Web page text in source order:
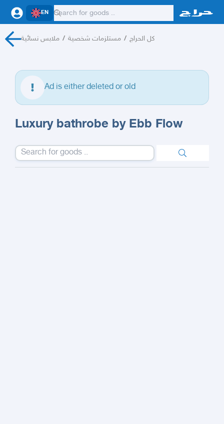
EN
ملابس نسائية / مستلزمات شخصية / كل الحراج
Ad is either deleted or old
Luxury bathrobe by Ebb Flow